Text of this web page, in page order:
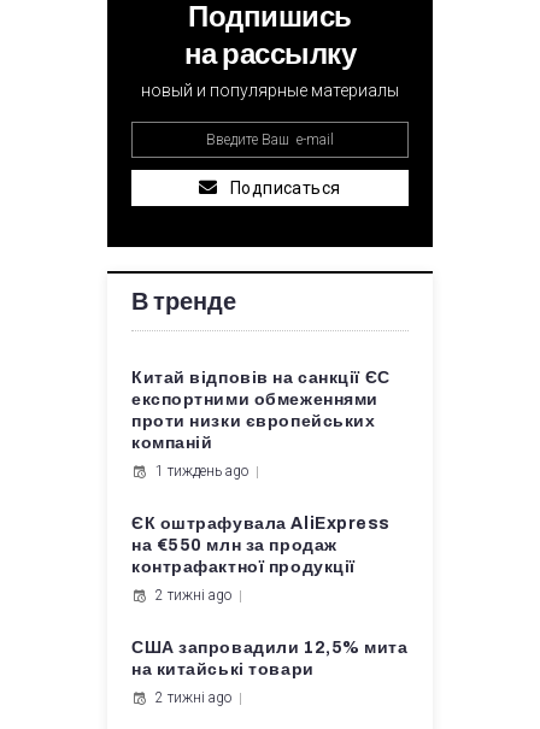
Подпишись
на рассылку
новый и популярные материалы
Подписаться
В тренде
Китай відповів на санкції ЄС
експортними обмеженнями
проти низки європейських
компаній
1 тиждень ago
ЄК оштрафувала AliExpress
на €550 млн за продаж
контрафактної продукції
2 тижні ago
США запровадили 12,5% мита
на китайські товари
2 тижні ago